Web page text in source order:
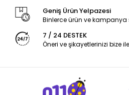
Geniş Ürün Yelpazesi
Binlerce ürün ve kampanya
7 / 24 DESTEK
Öneri ve şikayetlerinizi bize